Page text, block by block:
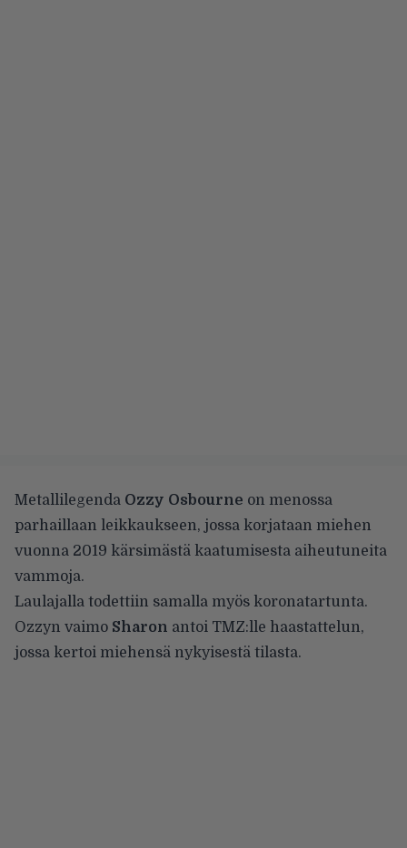
Metallilegenda Ozzy Osbourne on menossa
parhaillaan leikkaukseen, jossa korjataan miehen
vuonna 2019 kärsimästä kaatumisesta aiheutuneita
vammoja.
Laulajalla todettiin samalla myös koronatartunta.
Ozzyn vaimo Sharon antoi TMZ:lle haastattelun,
jossa kertoi miehensä nykyisestä tilasta.